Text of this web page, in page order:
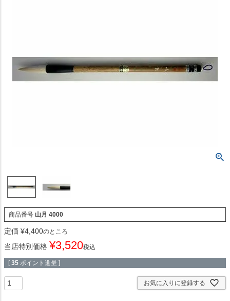
商品番号 山月 4000
定価 ¥4,400のところ
当店特別価格 ¥3,520税込
[ 35 ポイント進呈 ]
お気に入りに登録する